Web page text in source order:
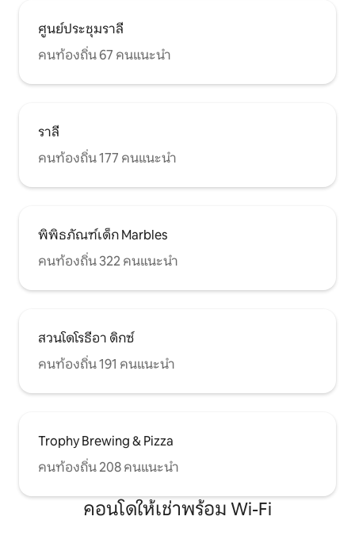
ศูนย์ประชุมราลี
คนท้องถิ่น 67 คนแนะนำ
ราลี
คนท้องถิ่น 177 คนแนะนำ
พิพิธภัณฑ์เด็ก Marbles
คนท้องถิ่น 322 คนแนะนำ
สวนโดโรธีอา ดิกซ์
คนท้องถิ่น 191 คนแนะนำ
Trophy Brewing & Pizza
คนท้องถิ่น 208 คนแนะนำ
คอนโดให้เช่าพร้อม Wi-Fi